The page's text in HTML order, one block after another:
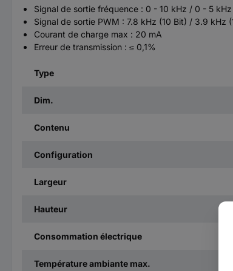
Signal de sortie fréquence : 0 - 10 kHz / 0 - 5
Signal de sortie PWM : 7.8 kHz (10 Bit) / 3.9 kHz
Courant de charge max : 20 mA
Erreur de transmission : ≤ 0,1%
Type
Dim.
Contenu
Configuration
Largeur
Hauteur
Consommation électrique
Température ambiante max.